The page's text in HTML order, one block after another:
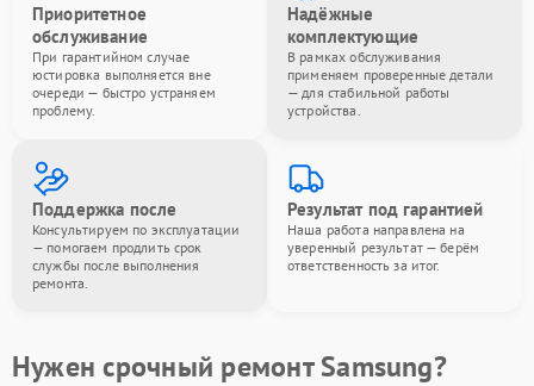
Приоритетное
обслуживание
При гарантийном случае
юстировка выполняется вне
очереди — быстро устраняем
проблему.
Надёжные
комплектующие
В рамках обслуживания
применяем проверенные детали
— для стабильной работы
устройства.
Поддержка после
Консультируем по эксплуатации
— помогаем продлить срок
службы после выполнения
ремонта.
Результат под гарантией
Наша работа направлена на
уверенный результат — берём
ответственность за итог.
Нужен срочный ремонт Samsung?